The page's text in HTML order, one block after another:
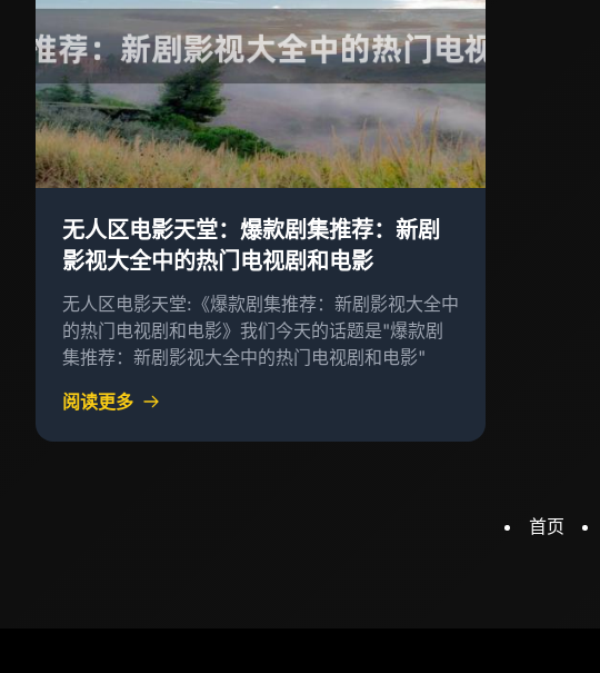
无人区电影天堂：爆款剧集推荐：新剧
影视大全中的热门电视剧和电影
无人区电影天堂:《爆款剧集推荐：新剧影视大全中
的热门电视剧和电影》我们今天的话题是"爆款剧
集推荐：新剧影视大全中的热门电视剧和电影"
阅读更多
首页